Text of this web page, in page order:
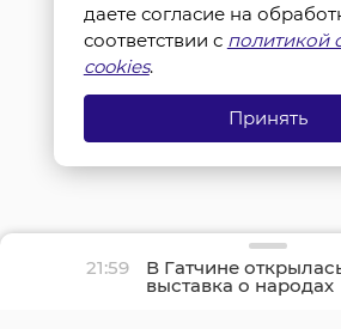
21:59 В Гатчине
выставка о народах
Севера и ледоколе
даете согласие на
соответствии с политикой
cookies.
Принять